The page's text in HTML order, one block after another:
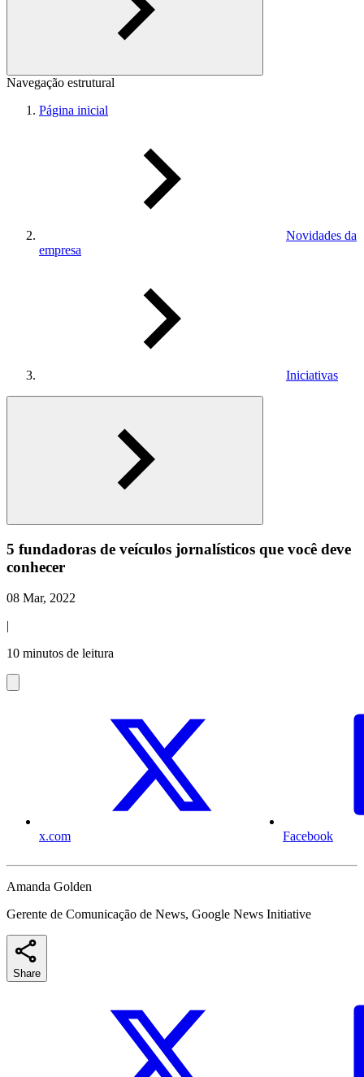
Navegação estrutural
Página inicial
Novidades da
empresa
Iniciativas
5 fundadoras de veículos jornalísticos que você deve
conhecer
08 Mar, 2022
|
10 minutos de leitura
x.com Facebook
Amanda Golden
Gerente de Comunicação de News, Google News Initiative
Share